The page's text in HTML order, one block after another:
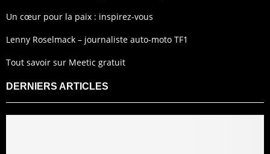
Un cœur pour la paix : inspirez-vous
Lenny Roselmack – journaliste auto-moto TF1
Tout savoir sur Meetic gratuit
DERNIERS ARTICLES